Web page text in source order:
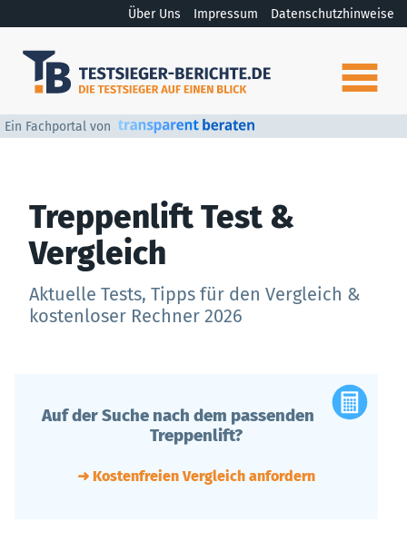
Über Uns Impressum Datenschutzhinweise
Ein Fachportal von
Treppenlift Test &
Vergleich
Aktuelle Tests, Tipps für den Vergleich &
kostenloser Rechner 2026
Auf der Suche nach dem passenden
Treppenlift?
➜ Kostenfreien Vergleich anfordern